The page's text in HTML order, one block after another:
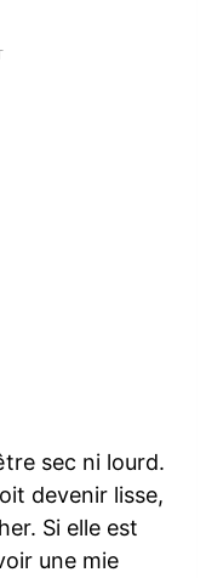
sec ni lourd.
devenir lisse,
Si elle est
une mie